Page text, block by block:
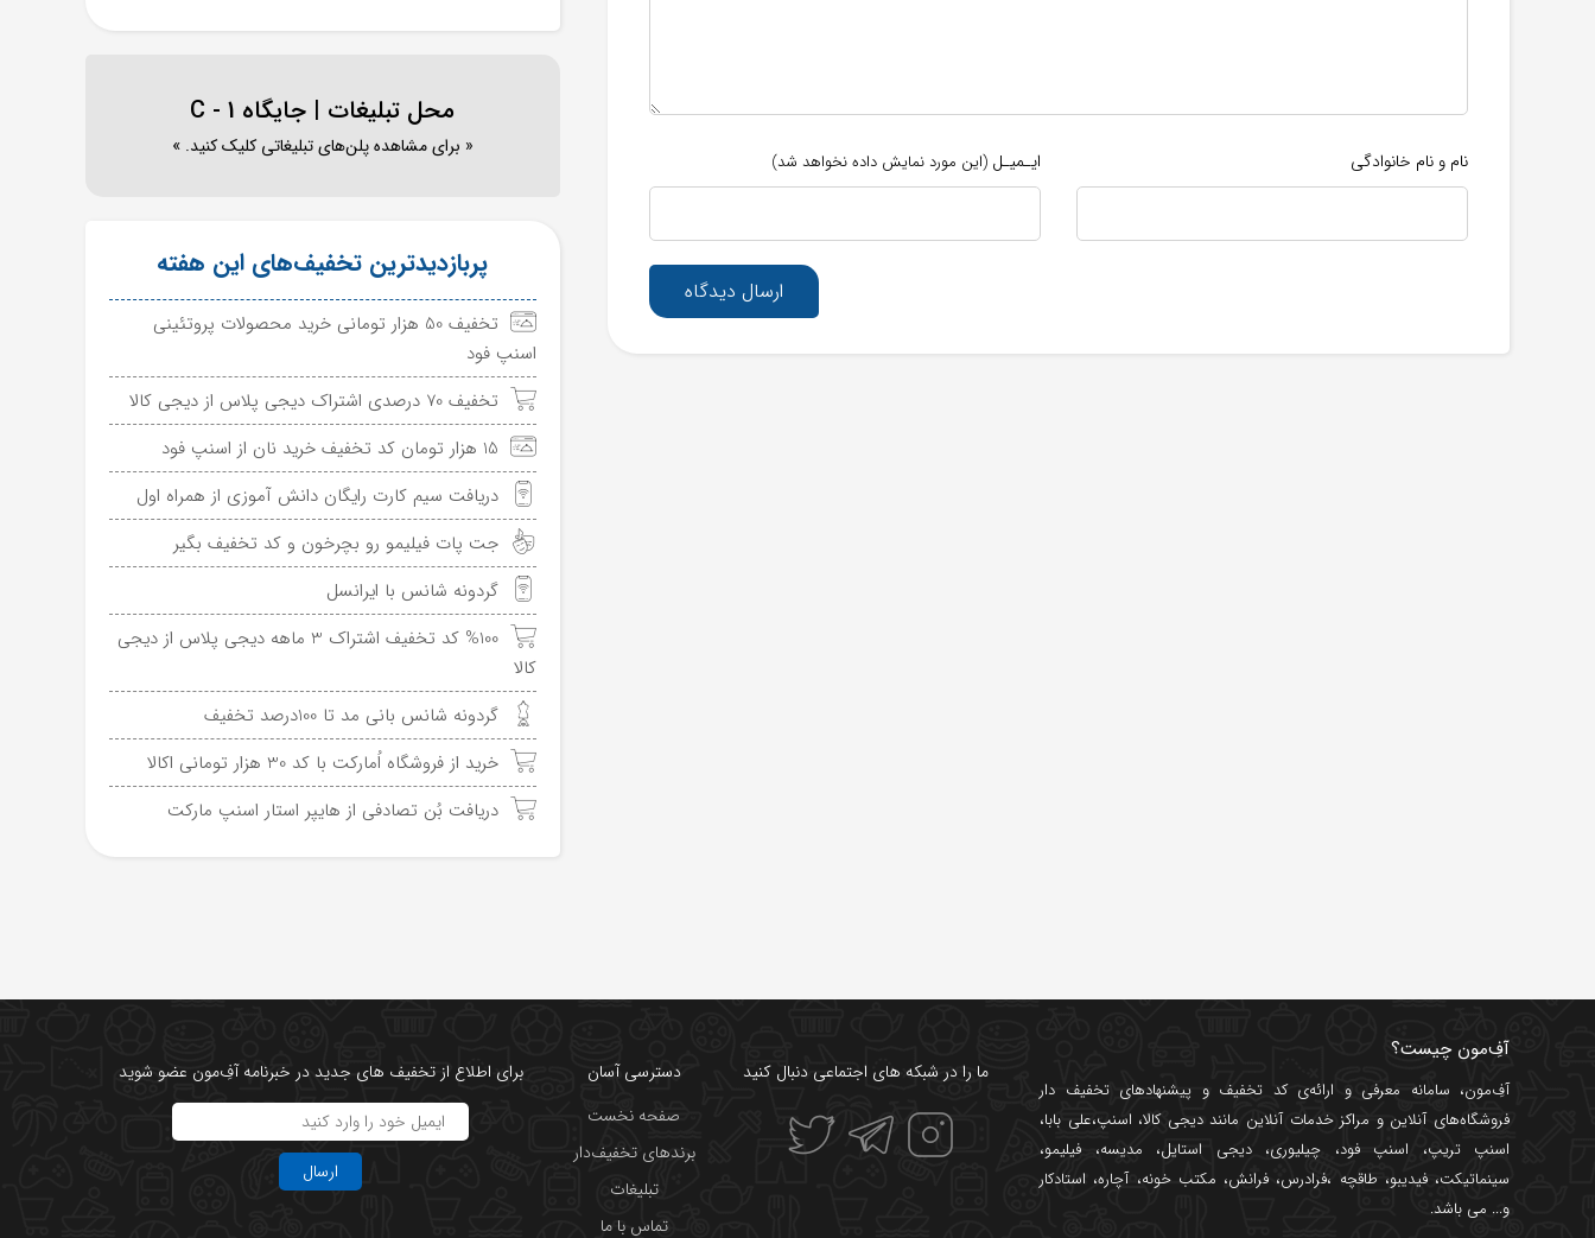
نام و نام خانوادگی ایـمیـل (این مورد نمایش داده نخواهد شد)
ارسال دیدگاه
محل تبلیغات | جایگاه C - 1
« برای مشاهده پلن‌های تبلیغاتی کلیک کنید. »
پربازدیدترین تخفیف‌های این هفته
تخفیف 50 هزار تومانی خرید محصولات پروتئینی
اسنپ فود
تخفیف 70 درصدی اشتراک دیجی پلاس از دیجی کالا
15 هزار تومان کد تخفیف خرید نان از اسنپ فود
دریافت سیم کارت رایگان دانش آموزی از همراه اول
جت پات فیلیمو رو بچرخون و کد تخفیف بگیر
گردونه شانس با ایرانسل
%100 کد تخفیف اشتراک 3 ماهه دیجی پلاس از دیجی
کالا
گردونه شانس بانی مد تا 100درصد تخفیف
خرید از فروشگاه اُمارکت با کد 30 هزار تومانی اکالا
دریافت بُن تصادفی از هایپر استار اسنپ مارکت
آفِ‌مون چیست؟
آفِ‌مون، سامانه معرفی و ارائه‌یکد تخفیف و پیشنهادهای تخفیف دار
فروشگاه‌های آنلاین و مراکز خدمات آنلاین ماننددیجی کالا، اسنپ،علی بابا،
اسنپ تریپ، اسنپ فود، چیلیوری،دیجی استایل، مدیسه، فیلیمو،
سینماتیکت،فیدیبو، طاقچه ،فرادرس، فرانش، مکتب خونه،آچاره، استادکار
و... می باشد.
ما را در شبکه های اجتماعی دنبال کنید
دسترسی آسان
صفحه نخست
برندهای تخفیف‌دار
تبلیغات
تماس با ما
برای اطلاع از تخفیف های جدید در خبرنامه آفِ‌مون عضو شوید
ارسال